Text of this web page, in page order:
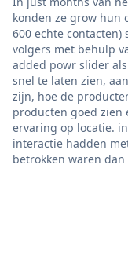
konden ze grow hun
600 echte
volgers met behulp
added powr slider
snel te laten zien,
zijn, hoe de
producten goed zien
ervaring op locatie.
interactie hadden
betrokken waren